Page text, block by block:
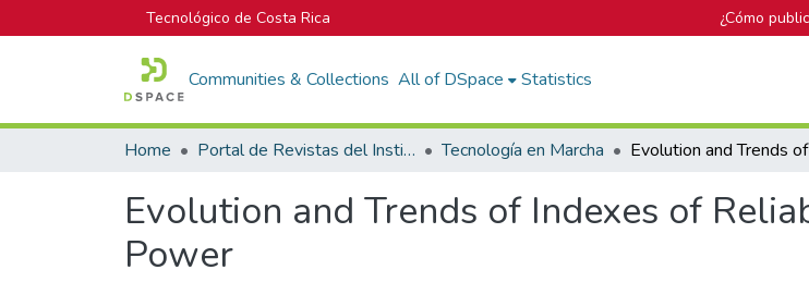
Tecnológico de Costa Rica ¿Cómo
Communities & Collections All of DSpace Statistics
Home Portal de Revistas del Instituto Tecnológico de Costa Rica Tecnología en Marcha
Evolution and Trends of Indexes of
Power